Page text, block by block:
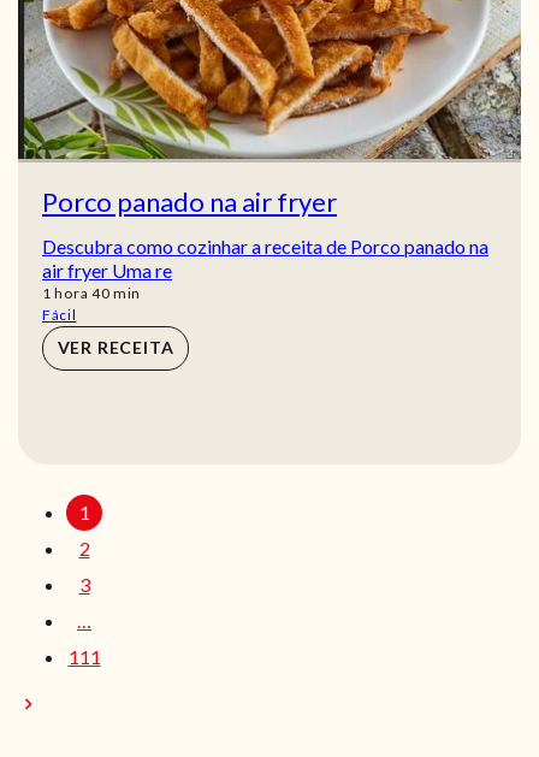
Porco panado na air fryer
Descubra como cozinhar a receita de Porco panado na
air fryer Uma re
1 hora
hora 40min
min
Fácil
VER RECEITA
1
2
3
111